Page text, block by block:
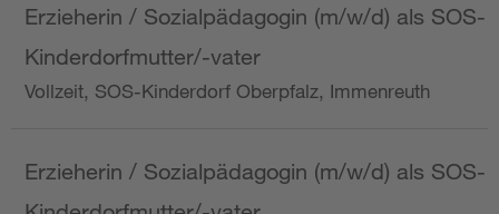
Erzieherin / Sozialpädagogin (m/w/d) als SOS-
Kinderdorfmutter/-vater
Vollzeit, SOS-Kinderdorf Oberpfalz, Immenreuth
Erzieherin / Sozialpädagogin (m/w/d) als SOS-